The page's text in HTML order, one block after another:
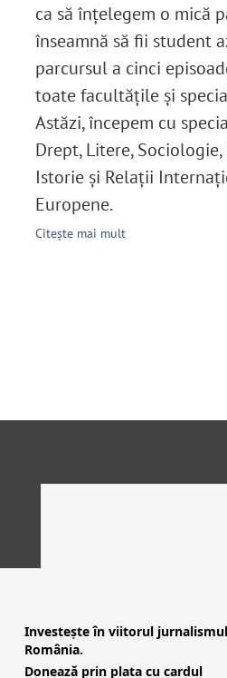
ca să înțelegem o mică
înseamnă să fii student
parcursul a cinci
toate facultățile și
Astăzi, începem cu
Drept, Litere,
Istorie și Relații
Europene.
Citește mai mult
Investește în viitorul
România.
Donează prin plata cu cardul